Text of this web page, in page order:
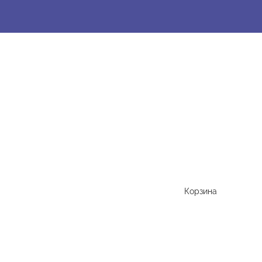
Корзина